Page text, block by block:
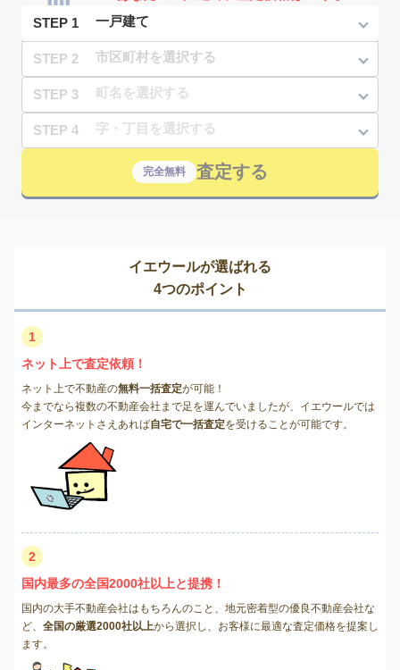
STEP 1
STEP 2
STEP 3
STEP 4
完全無料 査定する
イエウールが選ばれる
4つのポイント
1
ネット上で査定依頼！
ネット上で不動産の無料一括査定が可能！
今までなら複数の不動産会社まで足を運んでいましたが、イエウールでは
インターネットさえあれば自宅で一括査定を受けることが可能です。
2
国内最多の全国2000社以上と提携！
国内の大手不動産会社はもちろんのこと、地元密着型の優良不動産会社な
ど、 全国の厳選2000社以上から選択し、お客様に最適な査定価格を提案し
ます。